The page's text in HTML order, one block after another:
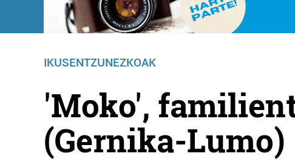
IKUSENTZUNEZKOAK
'Moko',
(Gernika-Lumo)